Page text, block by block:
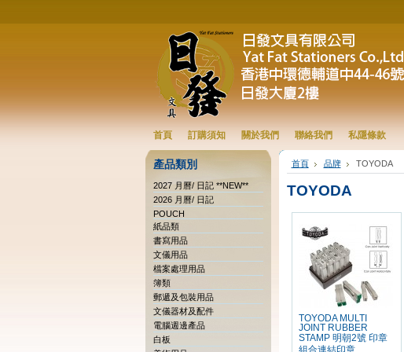
首頁 訂購須知 關於我們 聯絡我們 私隱條款
產品類別
2027 月曆/ 日記 **NEW**
2026 月曆/ 日記
POUCH
紙品類
書寫用品
文儀用品
檔案處理用品
簿類
郵遞及包裝用品
文儀器材及配件
電腦週邊產品
白板
首頁 品牌 TOYODA
TOYODA
TOYODA MULTI
JOINT RUBBER
STAMP 明朝2號 印章
組合連結印章